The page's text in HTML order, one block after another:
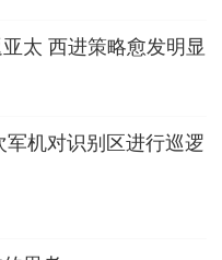
太 西进策略愈发明显
机对识别区进行巡逻